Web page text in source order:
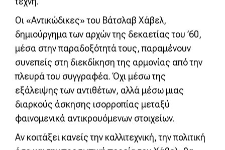
Οι «Αντικώδικες» του Βάτσλαβ Χάβελ,
δημιούργημα των αρχών της δεκαετίας του ’60,
μέσα στην παραδοξότητά τους, παραμένουν
συνεπείς στη διεκδίκηση της αρμονίας από την
πλευρά του συγγραφέα. Όχι μέσω της
εξάλειψης των αντιθέτων, αλλά μέσω μιας
διαρκούς άσκησης ισορροπίας μεταξύ
φαινομενικά αντικρουόμενων στοιχείων.
Αν κοιτάξει κανείς την καλλιτεχνική, την πολιτική